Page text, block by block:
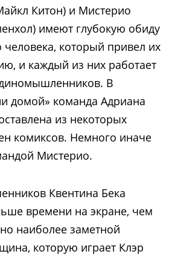
Китон) и Мистерио
имеют глубокую обиду
человека, который привел их
и каждый из них работает
В
домой» команда Адриана
из некоторых
комиксов. Немного иначе
Мистерио.
Квентина Бека
времени на экране, чем
наиболее заметной
которую играет Клэр